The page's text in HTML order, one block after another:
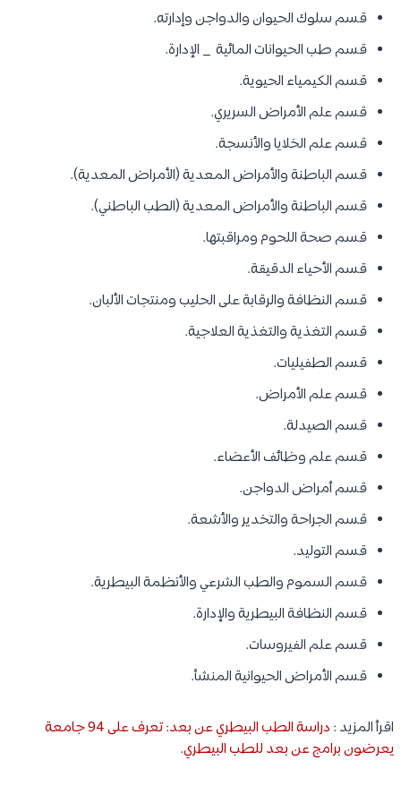
قسم سلوك الحيوان والدواجن وإدارته.
قسم طب الحيوانات المائية _ الإدارة.
قسم الكيمياء الحيوية.
قسم علم الأمراض السريري.
قسم علم الخلايا والأنسجة.
قسم الباطنة والأمراض المعدية (الأمراض المعدية).
قسم الباطنة والأمراض المعدية (الطب الباطني).
قسم صحة اللحوم ومراقبتها.
قسم الأحياء الدقيقة.
قسم النظافة والرقابة على الحليب ومنتجات الألبان.
قسم التغذية والتغذية العلاجية.
قسم الطفيليات.
قسم علم الأمراض.
قسم الصيدلة.
قسم علم وظائف الأعضاء.
قسم أمراض الدواجن.
قسم الجراحة والتخدير والأشعة.
قسم التوليد.
قسم السموم والطب الشرعي والأنظمة البيطرية.
قسم النظافة البيطرية والإدارة.
قسم علم الفيروسات.
قسم الأمراض الحيوانية المنشأ.
اقرأ المزيد :
دراسة الطب البيطري عن بعد: تعرف على 94 جامعة
يعرضون برامج عن بعد للطب البيطري.